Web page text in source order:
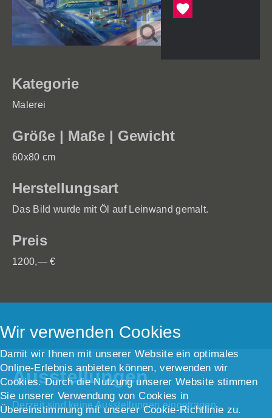
Herzen
Kategorie
Malerei
Größe | Maße | Gewicht
60x80 cm
Herstellungsart
Das Bild wurde mit Öl auf Leinwand gemalt.
Preis
1200,— €
Ausstellungen
Derzeit sind keine Ausstellungen eingetragen.
Wir verwenden Cookies
Damit wir Ihnen mit unserer Website ein optimales
Online-Erlebnis anbieten können, verwenden wir
Cookies. Durch die Nutzung unserer Website stimmen
Sie unserer Verwendung von Cookies in
Übereinstimmung mit unserer Cookie-Richtlinie zu.